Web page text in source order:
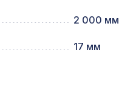
1612 ₽2 000 мм
17 мм